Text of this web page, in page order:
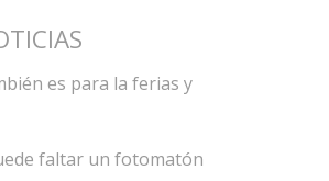
es para la ferias y
faltar un fotomatón